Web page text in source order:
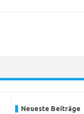
Neueste Beiträge